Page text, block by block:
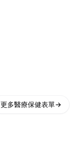
更多醫療保健表單→